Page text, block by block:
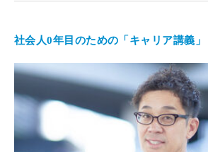
社会人0年目のための「キャリア講義」